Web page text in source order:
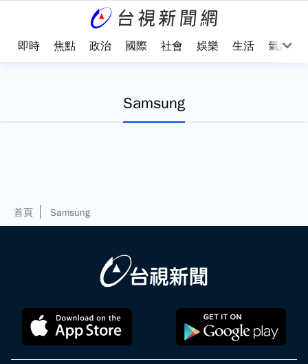
即時 焦點 政治 國際 社會 娛樂 生活 氣象
Samsung
首頁 Samsung